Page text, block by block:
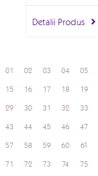
Detalii Produs
01 02 03 04 05
15
16 17 18 19
29
30 31 32 33
43
44 45 46 47
57
58 59 60 61
71
72 73 74 75